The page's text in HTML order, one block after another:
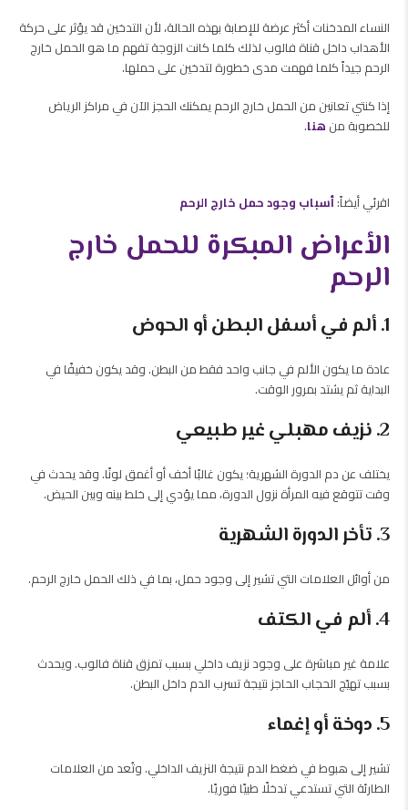
النساء المدخنات أكثر عرضة للإصابة بهذه الحالة، لأن التدخين قد يؤثر على حركة
الأهداب داخل قناة فالوب لذلك كلما كانت الزوجة تفهم ما هو الحمل خارج
الرحم جيداً كلما فهمت مدى خطورة لتدخين على حملها.
إذا كنتي تعانين من الحمل خارج الرحم يمكنك الحجز الآن في مراكز الرياض
للخصوبة من هنا.
اقرئي أيضاً:أسباب وجود حمل خارج الرحم
الأعراض المبكرة للحمل خارج
الرحم
1. ألم في أسفل البطن أو الحوض
عادة ما يكون الألم في جانب واحد فقط من البطن. وقد يكون خفيفًا في
البداية ثم يشتد بمرور الوقت.
2. نزيف مهبلي غير طبيعي
يختلف عن دم الدورة الشهرية؛ يكون غالبًا أخف أو أغمق لونًا. وقد يحدث في
وقت تتوقع فيه المرأة نزول الدورة، مما يؤدي إلى خلط بينه وبين الحيض.
3. تأخر الدورة الشهرية
من أوائل العلامات التي تشير إلى وجود حمل، بما في ذلك الحمل خارج الرحم.
4. ألم في الكتف
علامة غير مباشرة على وجود نزيف داخلي بسبب تمزق قناة فالوب. ويحدث
بسبب تهيّج الحجاب الحاجز نتيجة تسرب الدم داخل البطن.
5. دوخة أو إغماء
تشير إلى هبوط في ضغط الدم نتيجة النزيف الداخلي. وتُعد من العلامات
الطارئة التي تستدعي تدخلًا طبيًا فوريًا.